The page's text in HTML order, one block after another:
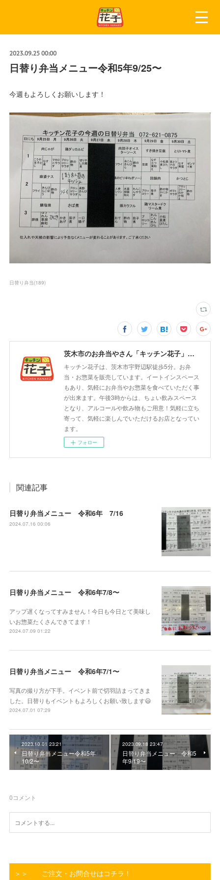
2023.09.25 00:00
日替り弁当メニュー令和5年9/25〜
今週もよろしくお願いします！
日替り弁当(189)
茨木市のお弁当やさん「キッチン花子」ちょい飲みスペース「サウス」
キッチン花子は、茨木市宇野辺駅徒歩5分。お弁
当・お惣菜を販売しています。イートインスペース
もあり、気軽にお弁当やお惣菜を食べていただく事
が出来ます。午後3時からは、ちょい飲みスペース
となり、アルコールや飲み物もご用意！気軽に立ち
寄って、気軽に楽しんでいただけるお店となってい
ます。
フォロー
関連記事
日替り弁当メニュー 令和6年 7/16
2024.07.16 00:06
日替り弁当メニュー 令和6年7/8〜
アップ遅くなってすみません！今日も今日とて美味し
いお惣菜たくさんできてます！
2024.07.09 01:22
日替り弁当メニュー 令和6年7/1〜
写真の撮り方が下手。イベント前で切羽詰まってきま
した。日替りもイベントもよろしくお願い致します😃
2024.07.01 07:29
2023.10.01 23:21
日替り弁当メニュー令和5年
10/2〜
2023.09.18 23:47
日替り弁当メニュー 令和5
年9/19〜
0コメント
＞＞ ご注文・お問合せはコチラ！